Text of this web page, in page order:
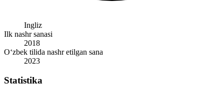
Ingliz
Ilk nashr sanasi
2018
O‘zbek tilida nashr etilgan sana
2023
Statistika